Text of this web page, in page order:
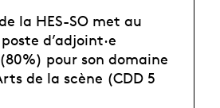
la HES-SO met au
d’adjoint·e
pour son domaine
de la scène (CDD 5